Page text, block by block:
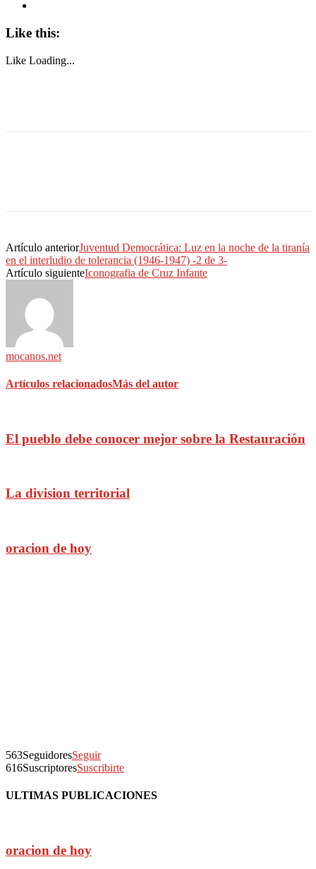
Like this:
Like Loading...
Artículo anteriorJuventud Democrática: Luz en la noche de la tiranía
en el interludio de tolerancia (1946-1947) -2 de 3-
Artículo siguienteIconografia de Cruz Infante
mocanos.net
Artículos relacionadosMás del autor
El pueblo debe conocer mejor sobre la Restauración
La division territorial
oracion de hoy
563SeguidoresSeguir
616SuscriptoresSuscribirte
ULTIMAS PUBLICACIONES
oracion de hoy